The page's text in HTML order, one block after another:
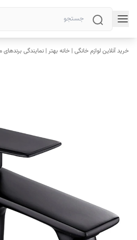
خرید آنلاین لوازم خانگی | خانه بهتر | نمایندگی